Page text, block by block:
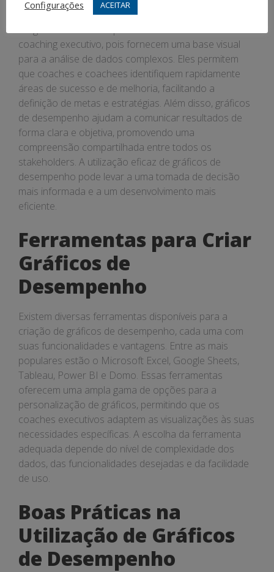
coaching executivo, pois fornecem uma base visual
para a análise de dados complexos. Eles permitem
que coaches e coachees identifiquem rapidamente
áreas de sucesso e de melhoria, facilitando a
definição de metas e estratégias. Além disso, gráficos
de desempenho ajudam a comunicar resultados de
forma clara e objetiva, promovendo uma
compreensão compartilhada entre todos os
stakeholders. A utilização eficaz de gráficos de
desempenho pode levar a uma tomada de decisão
mais informada e a um desenvolvimento mais
eficiente.
Ferramentas para Criar
Gráficos de
Desempenho
Existem diversas ferramentas disponíveis para a
criação de gráficos de desempenho, cada uma com
suas funcionalidades e vantagens. Entre as mais
populares estão o Microsoft Excel, Google Sheets,
Tableau, Power BI e Domo. Essas ferramentas
oferecem uma ampla gama de opções para a
personalização de gráficos, permitindo que os
coaches executivos adaptem as visualizações às suas
necessidades específicas. A escolha da ferramenta
adequada depende do nível de complexidade dos
dados, das funcionalidades desejadas e da facilidade
de uso.
Boas Práticas na
Utilização de Gráficos
de Desempenho
Configurações
ACEITAR